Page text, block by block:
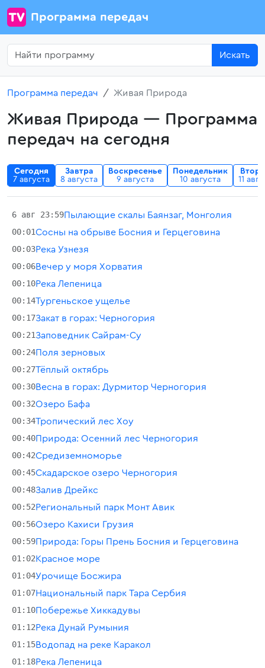
Программа передач
Искать
Программа передач Живая Природа
Живая Природа — Программа
передач на сегодня
Сегодня
7 августа
Завтра
8 августа
Воскресенье
9 августа
Понедельник
10 августа
11
6 авг 23:59Пылающие скалы Баянзаг, Монголия
00:01Сосны на обрыве Босния и Герцеговина
00:03Река Узнезя
00:06Вечер у моря Хорватия
00:10Река Лепеница
00:14Тургеньское ущелье
00:17Закат в горах: Черногория
00:21Заповедник Сайрам-Су
00:24Поля зерновых
00:27Тёплый октябрь
00:30Весна в горах: Дурмитор Черногория
00:32Озеро Бафа
00:34Тропический лес Хоу
00:40Природа: Осенний лес Черногория
00:42Средиземноморье
00:45Скадарское озеро Черногория
00:48Залив Дрейкс
00:52Региональный парк Монт Авик
00:56Озеро Кахиси Грузия
00:59Природа: Горы Прень Босния и Герцеговина
01:02Красное море
01:04Урочище Босжира
01:07Национальный парк Тара Сербия
01:10Побережье Хиккадувы
01:12Река Дунай Румыния
01:15Водопад на реке Каракол
01:18Река Лепеница